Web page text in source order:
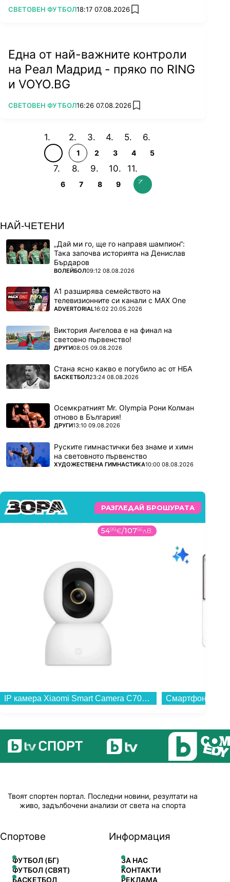
ПОВЕЧЕ ОТ
СВЕТОВЕН ФУТБОЛ18:17 07.08.2026 add favorites
Една от най-важните контроли
на Реал Мадрид - пряко по RING
и VOYO.BG
ПОВЕЧЕ ОТ
СВЕТОВЕН ФУТБОЛ16:26 07.08.2026 add favorites
1 2 3 4 5
6 7 8 9
НАЙ-ЧЕТЕНИ
„Дай ми го, ще го направя шампион“:
Така започва историята на Денислав
Бърдаров
ПОВЕЧЕ ОТ
ВОЛЕЙБОЛ09:12 08.08.2026
А1 разширява семейството на
телевизионните си канали с MAX One
ПОВЕЧЕ ОТ
ADVERTORIAL16:02 20.05.2026
Виктория Ангелова е на финал на
световно първенство!
ПОВЕЧЕ ОТ
ДРУГИ08:05 09.08.2026
Стана ясно какво е погубило ас от НБА
ПОВЕЧЕ ОТ
БАСКЕТБОЛ23:24 08.08.2026
Осемкратният Mr. Olympia Рони Колман
отново в България!
ПОВЕЧЕ ОТ
ДРУГИ13:10 09.08.2026
Руските гимнастички без знаме и химн
на световното първенство
ПОВЕЧЕ ОТ
ХУДОЖЕСТВЕНА ГИМНАСТИКА10:00 08.08.2026
РАЗГЛЕДАЙ БРОШУРАТА
5499€/10756лв.
IP камера Xiaomi Smart Camera C701 BHR07X7EU...
Твоят спортен портал. Последни новини, резултати на
живо, задълбочени анализи от света на спорта
Спортове
ФУТБОЛ (БГ)
ФУТБОЛ (СВЯТ)
БАСКЕТБОЛ
Информация
ЗА НАС
КОНТАКТИ
РЕКЛАМА